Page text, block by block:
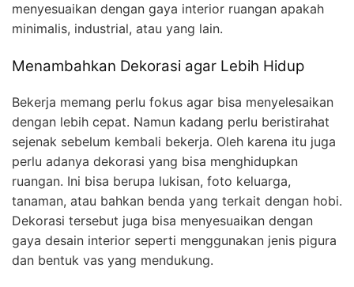
menyesuaikan dengan gaya interior ruangan apakah
minimalis, industrial, atau yang lain.
Menambahkan Dekorasi agar Lebih Hidup
Bekerja memang perlu fokus agar bisa menyelesaikan
dengan lebih cepat. Namun kadang perlu beristirahat
sejenak sebelum kembali bekerja. Oleh karena itu juga
perlu adanya dekorasi yang bisa menghidupkan
ruangan. Ini bisa berupa lukisan, foto keluarga,
tanaman, atau bahkan benda yang terkait dengan hobi.
Dekorasi tersebut juga bisa menyesuaikan dengan
gaya desain interior seperti menggunakan jenis pigura
dan bentuk vas yang mendukung.